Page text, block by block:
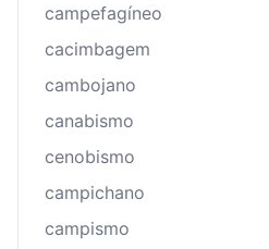
campefagíneo
cacimbagem
cambojano
canabismo
cenobismo
campichano
campismo